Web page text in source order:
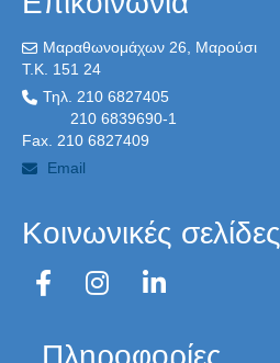
Μαραθωνομάχων 26, Μαρούσι
T.K. 151 24
Τηλ. 210 6827405
210 6839690-1
Fax. 210 6827409
Email
Κοινωνικές σελίδες
Πληροφορίες